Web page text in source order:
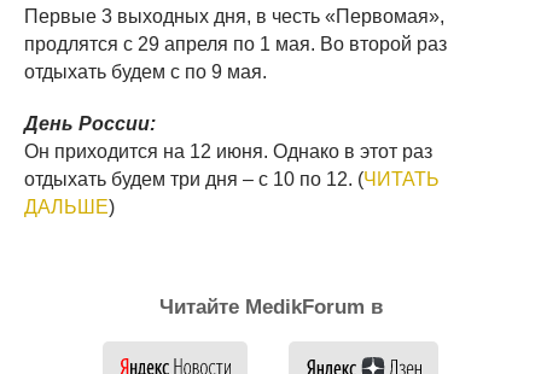
Первые 3 выходных дня, в честь «Первомая»,
продлятся с 29 апреля по 1 мая. Во второй раз
отдыхать будем с по 9 мая.
День России:
Он приходится на 12 июня. Однако в этот раз
отдыхать будем три дня – с 10 по 12. (ЧИТАТЬ
ДАЛЬШЕ)
Читайте MedikForum в